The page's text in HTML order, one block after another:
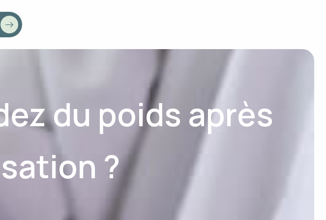
du poids après
?